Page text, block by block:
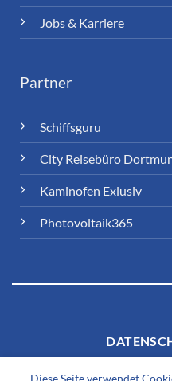
Jobs & Karriere
Partner
Schiffsguru
City Reisebüro
Kaminofen Exlusiv
Photovoltaik365
Diese Seite verwendet